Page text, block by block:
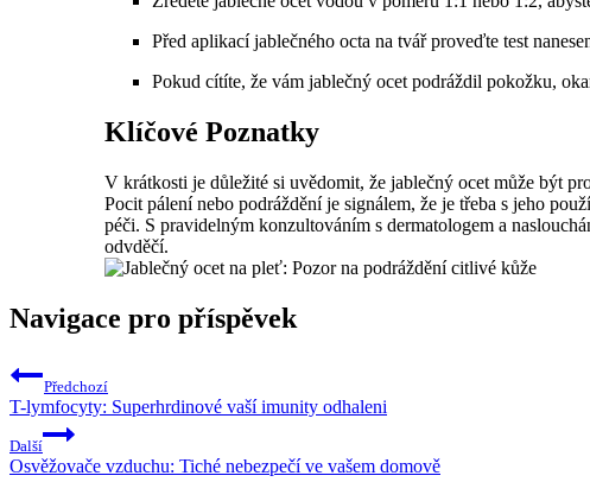
Před aplikací jablečného octa na tvář proveďte test
Pokud cítíte, že vám jablečný ocet podráždil pokožku,
Klíčové Poznatky
V krátkosti je důležité si uvědomit, že jablečný ocet může být
Pocit pálení nebo podráždění je signálem, že je třeba s jeho
péči. S pravidelným konzultováním s dermatologem a
odvděčí.
Navigace pro příspěvek
Předchozí
T-lymfocyty: Superhrdinové vaší imunity odhaleni
Další
Osvěžovače vzduchu: Tiché nebezpečí ve vašem domově